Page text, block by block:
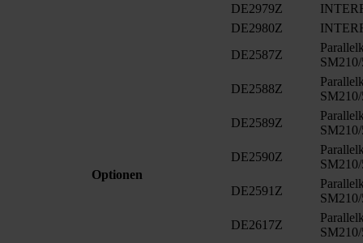
Optionen
DE2979Z
DE2980Z
DE2587Z
DE2588Z
DE2589Z
DE2590Z
DE2591Z
DE2617Z